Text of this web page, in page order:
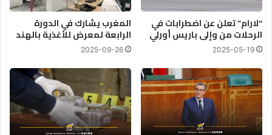
ن
.
و
إ
ا
ث
ه
ي
ف
ي
ل
م
ا
ر
“لارام” تعلن عن اضطرابات في
الرحلات من وإلى باريس أورلي
2025-05-19
المغرب يشارك في الدورة
الرابعة لمعرض للأغذية بالهند
2025-09-26